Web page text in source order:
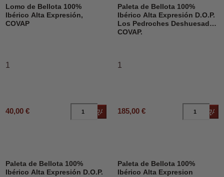
Lomo de Bellota 100%
Ibérico Alta Expresión,
COVAP
1
40,00 € Añadir al carrito
Paleta de Bellota 100%
Ibérico Alta Expresión D.O.P.
Los Pedroches Deshuesado,
COVAP.
1
185,00 €
Paleta de Bellota 100%
Ibérico Alta Expresión D.O.P.
Paleta de Bellota 100%
Ibérico Alta Expresion